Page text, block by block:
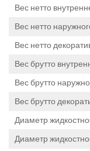
Вес нетто
Вес нетто
Вес нетто
Вес брутто
Вес брутто
Вес брутто
Диаметр
Диаметр